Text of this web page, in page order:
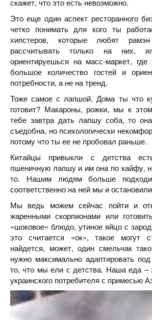
скажет, что это есть невозможно.
Это еще один аспект ресторанного
четко понимать для кого ты
хипстеров, которые любят
рассчитывать только на
ориентируешься на масс-маркет,
большое количество гостей и
потребности, а не на тренд.
Тоже самое с лапшой. Дома ты что
готовит? Макароны, рожки, мы к
тебе завтра дать лапшу соба, то
съедобна, но психологически
потому что ты ее не пробовал раньше.
Китайцы привыкли с детства
пшеничную лапшу и им она по кайфу,
то. Нашим людям больше
соответственно на ней мы и
Мы ведь можем сейчас пойти и
жаренными скорпионами или
«шоковое» блюдо, утиное яйцо с
это считается «ок», такое могут
найдется, может, один смельчак
нужно максимально адаптировать
то, что мы ели с детства. Наша еда –
украинского потребителя с примесью